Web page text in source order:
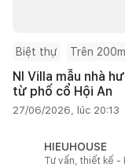
Biệt thự Trên
NI Villa mẫu nhà
từ phố cổ Hội An
27/06/2026, lúc 20:13
HIEUHOUSE
Tư vấn, thiết kế -